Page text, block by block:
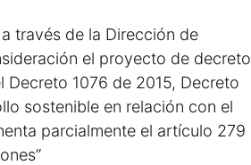
través de la Dirección de
el proyecto de decreto
Decreto 1076 de 2015, Decreto
sostenible en relación con el
parcialmente el artículo 279